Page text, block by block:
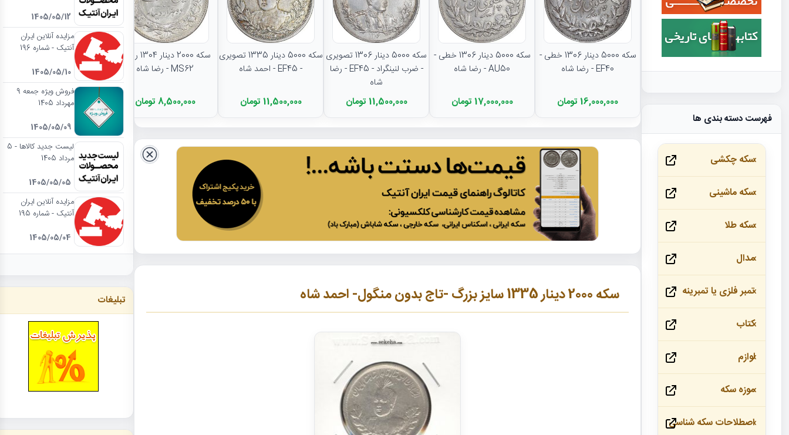
سکه 5000 دینار 1306 خطی -
EF40 - رضا شاه
16,000,000 تومان
سکه 5000 دینار 1306 خطی -
AU50 - رضا شاه
17,000,000 تومان
سکه 5000 دینار 1306 تصویری
- ضرب لنینگراد - EF45 - رضا
شاه
11,500,000 تومان
سکه 5000 دینار 1335 تصویری
- EF45 - احمد شاه
11,500,000 تومان
سکه 2000 دینار 1304 رایج -
MS62 - رضا شاه
8,500,000 تومان
نتایج بیشتر...
سکه 2000 دینار 1335 سایز بزرگ -تاج بدون منگول- احمد شاه
1405/05/12
مزایده آنلاین ایران
آنتیک - شماره 196
1405/05/10
فروش ویژه جمعه 9
مهرداد 1405
1405/05/09
لیست جدید کالاها - 5
مرداد 1405
1405/05/05
مزایده آنلاین ایران
آنتیک - شماره 195
1405/05/04
تبلیغات
فهرست دسته بندی ها
سکه چکشی
سکه ماشینی
سکه طلا
مدال
تمبر فلزی یا تمبرینه
کتاب
لوازم
موزه سکه
اصطلاحات سکه شناسی